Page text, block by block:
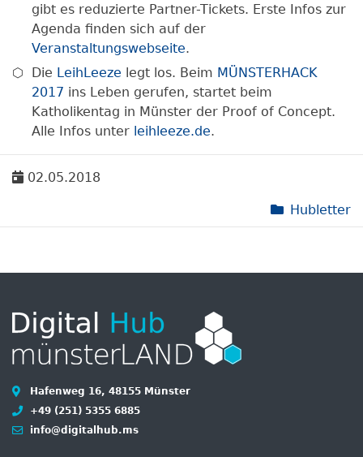
gibt es reduzierte Partner-Tickets. Erste Infos zur
Agenda finden sich auf der
Veranstaltungswebseite.
Die LeihLeeze legt los. Beim MÜNSTERHACK
2017 ins Leben gerufen, startet beim
Katholikentag in Münster der Proof of Concept.
Alle Infos unter leihleeze.de.
02.05.2018
Hubletter
Hafenweg 16, 48155 Münster
+49 (251) 5355 6885
info@digitalhub.ms